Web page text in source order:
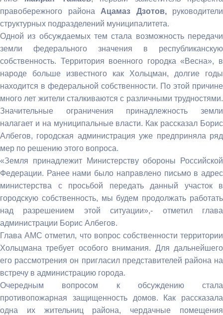
правобережного района Ацамаз Дзотов,руководители
структурных подразделений муниципалитета.
Одной из обсуждаемых тем стала возможность передачи
земли федерального значения в республиканскую
собственность. Территория военного городка «Весна», в
народе больше известного как Хольцман, долгие годы
находится в федеральной собственности. По этой причине
много лет жители сталкиваются с различными трудностями.
Значительные ограничения принадлежность земли
налагает и на муниципальные власти. Как рассказал Борис
Албегов, городская администрация уже предприняла ряд
мер по решению этого вопроса.
«Земля принадлежит Министерству обороны Российской
Федерации. Ранее нами было направлено письмо в адрес
министерства с просьбой передать данный участок в
городскую собственность, мы будем продолжать работать
над разрешением этой ситуации»,- отметил глава
администрации Борис Албегов.
Глава АМС отметил, что вопрос собственности территории
Хольцмана требует особого внимания. Для дальнейшего
его рассмотрения он пригласил представителей района на
встречу в администрацию города.
Очередным вопросом к обсуждению стала
противопожарная защищенность домов. Как рассказала
одна их жительниц района, чердачные помещения